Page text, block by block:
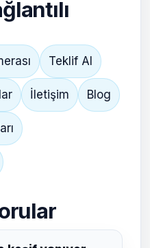
Teklif Al
İletişim Blog